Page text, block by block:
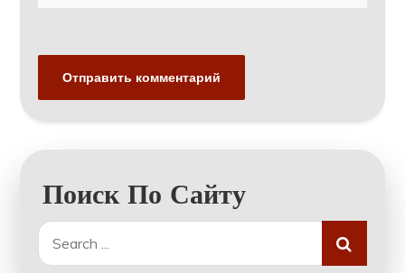
Поиск По Сайту
Search
for: